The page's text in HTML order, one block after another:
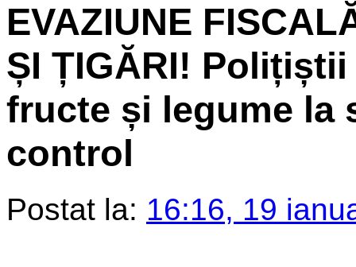
EVAZIUNE
ȘI ȚIGĂRI!
fructe și legume la
control
Postat la: 16:16, 19